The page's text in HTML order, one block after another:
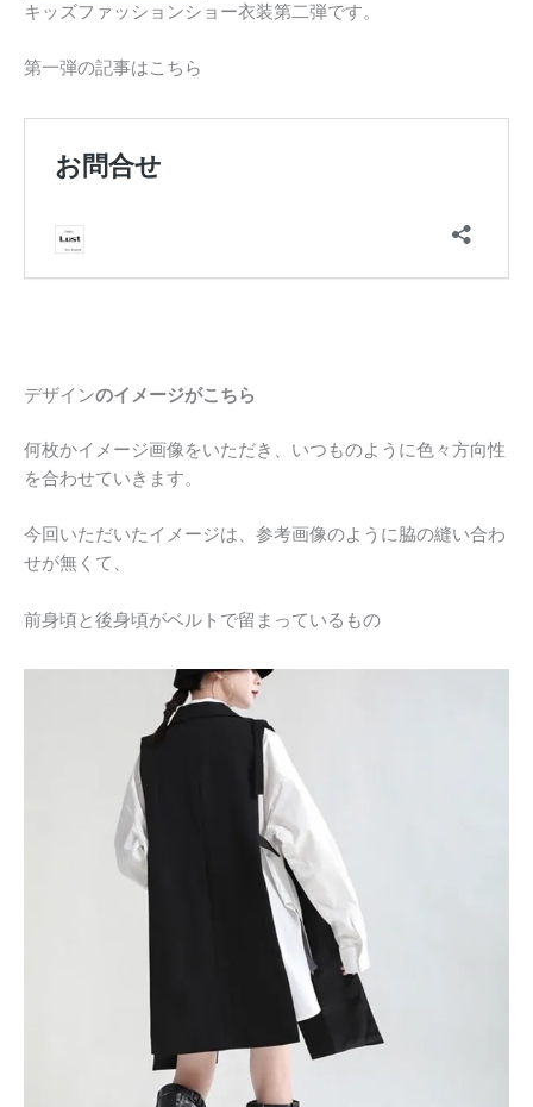
キッズファッションショー衣装第二弾です。
第一弾の記事はこちら
デザインのイメージがこちら
何枚かイメージ画像をいただき、いつものように色々方向性
を合わせていきます。
今回いただいたイメージは、参考画像のように脇の縫い合わ
せが無くて、
前身頃と後身頃がベルトで留まっているもの